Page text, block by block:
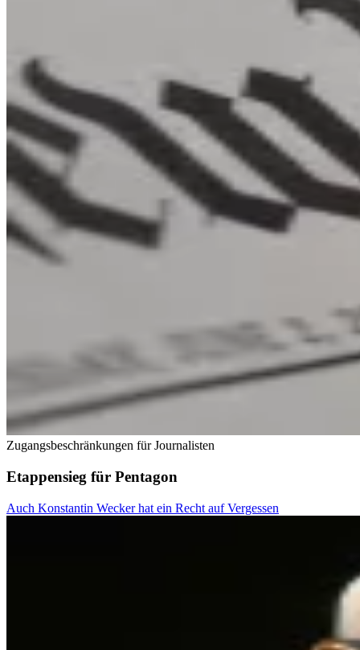
Zugangsbeschränkungen für Journalisten
Etappensieg für Pentagon
Auch Konstantin Wecker hat ein Recht auf Vergessen